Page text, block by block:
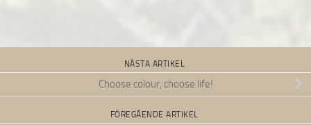
NÄSTA ARTIKEL
Choose colour, choose life!
FÖREGÅENDE ARTIKEL